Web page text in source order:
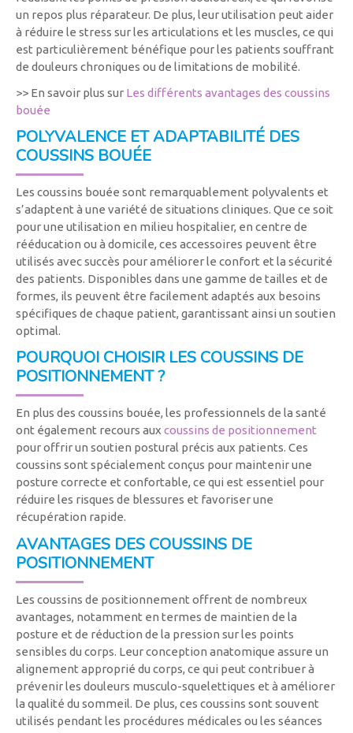
un repos plus réparateur. De plus, leur utilisation peut aider
à réduire le stress sur les articulations et les muscles, ce qui
est particulièrement bénéfique pour les patients souffrant
de douleurs chroniques ou de limitations de mobilité.
>> En savoir plus sur Les différents avantages des coussins
bouée
POLYVALENCE ET ADAPTABILITÉ DES
COUSSINS BOUÉE
Les coussins bouée sont remarquablement polyvalents et
s’adaptent à une variété de situations cliniques. Que ce soit
pour une utilisation en milieu hospitalier, en centre de
rééducation ou à domicile, ces accessoires peuvent être
utilisés avec succès pour améliorer le confort et la sécurité
des patients. Disponibles dans une gamme de tailles et de
formes, ils peuvent être facilement adaptés aux besoins
spécifiques de chaque patient, garantissant ainsi un soutien
optimal.
POURQUOI CHOISIR LES COUSSINS DE
POSITIONNEMENT ?
En plus des coussins bouée, les professionnels de la santé
ont également recours aux coussins de positionnement
pour offrir un soutien postural précis aux patients. Ces
coussins sont spécialement conçus pour maintenir une
posture correcte et confortable, ce qui est essentiel pour
réduire les risques de blessures et favoriser une
récupération rapide.
AVANTAGES DES COUSSINS DE
POSITIONNEMENT
Les coussins de positionnement offrent de nombreux
avantages, notamment en termes de maintien de la
posture et de réduction de la pression sur les points
sensibles du corps. Leur conception anatomique assure un
alignement approprié du corps, ce qui peut contribuer à
prévenir les douleurs musculo-squelettiques et à améliorer
la qualité du sommeil. De plus, ces coussins sont souvent
utilisés pendant les procédures médicales ou les séances